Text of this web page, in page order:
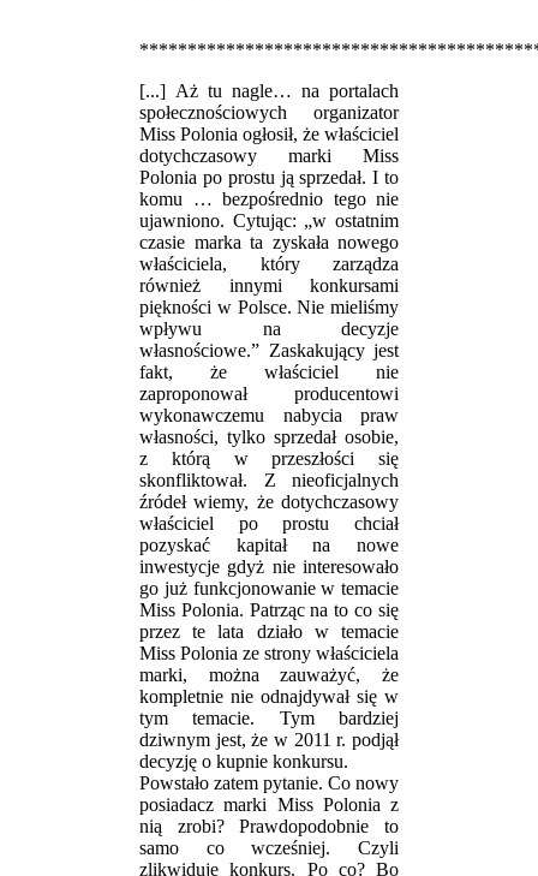
[...] Aż tu nagle… na portalach
społecznościowych organizator
Miss Polonia ogłosił, że właściciel
dotychczasowy marki Miss
Polonia po prostu ją sprzedał. I to
komu … bezpośrednio tego nie
ujawniono. Cytując: „w ostatnim
czasie marka ta zyskała nowego
właściciela, który zarządza
również innymi konkursami
piękności w Polsce. Nie mieliśmy
wpływu na decyzje
własnościowe.” Zaskakujący jest
fakt, że właściciel nie
zaproponował producentowi
wykonawczemu nabycia praw
własności, tylko sprzedał osobie,
z którą w przeszłości się
skonfliktował. Z nieoficjalnych
źródeł wiemy, że dotychczasowy
właściciel po prostu chciał
pozyskać kapitał na nowe
inwestycje gdyż nie interesowało
go już funkcjonowanie w temacie
Miss Polonia. Patrząc na to co się
przez te lata działo w temacie
Miss Polonia ze strony właściciela
marki, można zauważyć, że
kompletnie nie odnajdywał się w
tym temacie. Tym bardziej
dziwnym jest, że w 2011 r. podjął
decyzję o kupnie konkursu.
Powstało zatem pytanie. Co nowy
posiadacz marki Miss Polonia z
nią zrobi? Prawdopodobnie to
samo co wcześniej. Czyli
zlikwiduje konkurs. Po co? Bo